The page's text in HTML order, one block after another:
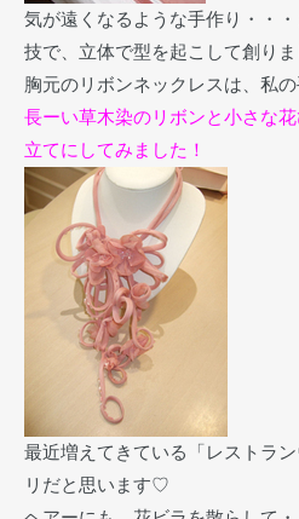
気が遠くなるような手作り・・
技で、立体で型を起こして創りま
胸元のリボンネックレスは、私の
長ーい草木染のリボンと小さな
立てにしてみました！
最近増えてきている「レストラ
リだと思います♡